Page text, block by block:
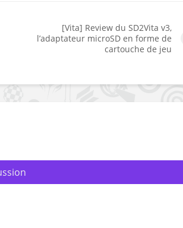
[Vita] Review du SD2Vita v3,
l’adaptateur microSD en forme de
cartouche de jeu